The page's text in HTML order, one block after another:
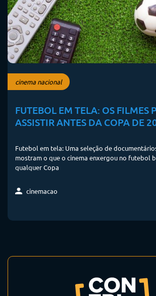
cinema nacional
FUTEBOL EM TELA: OS FILMES
ASSISTIR ANTES DA COPA DE
Futebol em tela: Uma seleção de
mostram o que o cinema enxergou no futebol
qualquer Copa
cinemacao